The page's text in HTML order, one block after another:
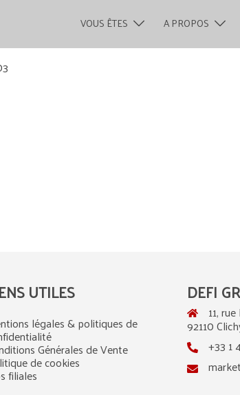
VOUS ÊTES A PROPOS
UTILES
légales & politiques de
Générales de Vente
de cookies
filiales
DEFI
11,
92110
+33 1